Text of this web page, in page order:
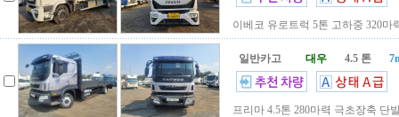
이베코 유로트럭 5톤 고하중 320
일반카고 대우 4.5 톤
프리마 4.5톤 280마력 극초장축 단